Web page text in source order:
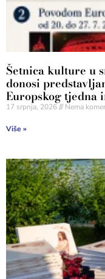
Šetnica kulture u
donosi
Europskog tjedna
17 srpnja, 2026 Nema
Više »